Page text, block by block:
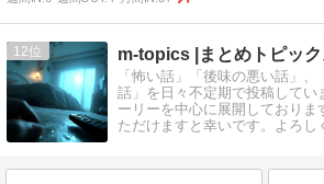
12 m-topics |まとめトピック
「怖い話」「後味の悪い話」
話」を日々不定期で投稿してい
ーリーを中心に展開しておりま
ただけますと幸いです。よろし